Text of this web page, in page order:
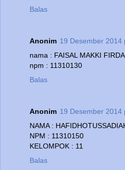
Balas
Anonim 19 Desember 2014
nama : FAISAL MAKKI
npm : 11310130
Balas
Anonim 19 Desember 2014
NAMA :
NPM : 11310150
KELOMPOK : 11
Balas